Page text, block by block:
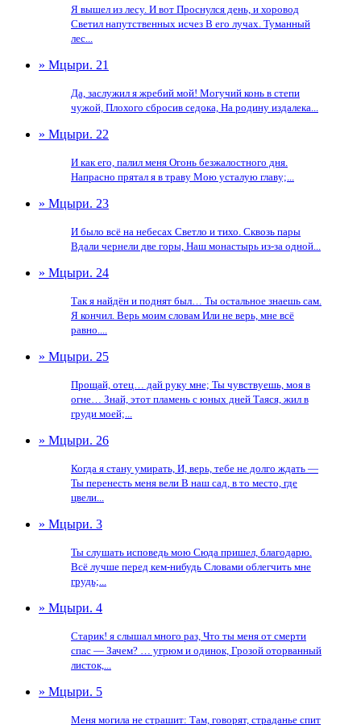
Я вышел из лесу. И вот Проснулся день, и хоровод
Светил напутственных исчез В его лучах. Туманный
лес...
» Мцыри. 21
Да, заслужил я жребий мой! Могучий конь в степи
чужой, Плохого сбросив седока, На родину издалека...
» Мцыри. 22
И как его, палил меня Огонь безжалостного дня.
Напрасно прятал я в траву Мою усталую главу;...
» Мцыри. 23
И было всё на небесах Светло и тихо. Сквозь пары
Вдали чернели две горы, Наш монастырь из-за одной...
» Мцыри. 24
Так я найдëн и поднят был… Ты остальное знаешь сам.
Я кончил. Верь моим словам Или не верь, мне всё
равно....
» Мцыри. 25
Прощай, отец… дай руку мне; Ты чувствуешь, моя в
огне… Знай, этот пламень с юных дней Таяся, жил в
груди моей;...
» Мцыри. 26
Когда я стану умирать, И, верь, тебе не долго ждать —
Ты перенесть меня вели В наш сад, в то место, где
цвели...
» Мцыри. 3
Ты слушать исповедь мою Сюда пришел, благодарю.
Всё лучше перед кем-нибудь Словами облегчить мне
грудь;...
» Мцыри. 4
Старик! я слышал много раз, Что ты меня от смерти
спас — Зачем? … угрюм и одинок, Грозой оторванный
листок,...
» Мцыри. 5
Меня могила не страшит: Там, говорят, страданье спит